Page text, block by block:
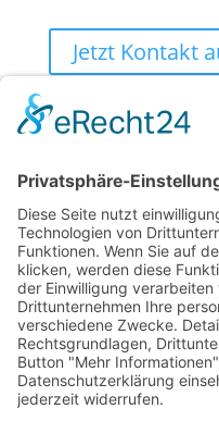
Jetzt Kontakt
mexiaolu| © 2026.
Netz GmbH
Alle Rechte